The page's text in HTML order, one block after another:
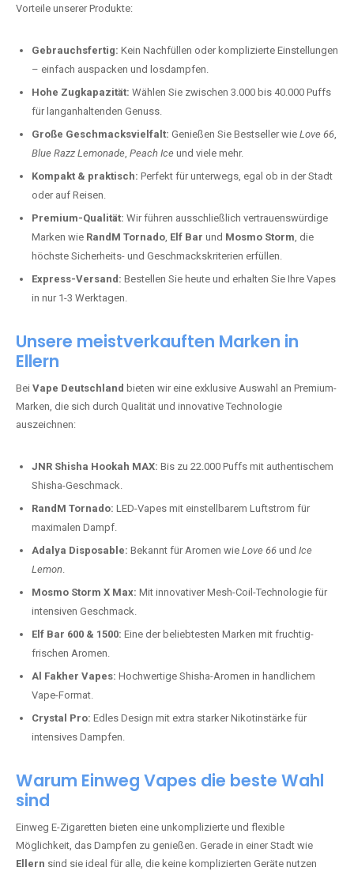
Vorteile unserer Produkte:
Gebrauchsfertig: Kein Nachfüllen oder komplizierte Einstellungen
– einfach auspacken und losdampfen.
Hohe Zugkapazität: Wählen Sie zwischen 3.000 bis 40.000 Puffs
für langanhaltenden Genuss.
Große Geschmacksvielfalt: Genießen Sie Bestseller wie Love 66,
Blue Razz Lemonade, Peach Ice und viele mehr.
Kompakt & praktisch: Perfekt für unterwegs, egal ob in der Stadt
oder auf Reisen.
Premium-Qualität: Wir führen ausschließlich vertrauenswürdige
Marken wie RandM Tornado, Elf Bar und Mosmo Storm, die
höchste Sicherheits- und Geschmackskriterien erfüllen.
Express-Versand: Bestellen Sie heute und erhalten Sie Ihre Vapes
in nur 1-3 Werktagen.
Unsere meistverkauften Marken in
Ellern
Bei Vape Deutschland bieten wir eine exklusive Auswahl an Premium-
Marken, die sich durch Qualität und innovative Technologie
auszeichnen:
JNR Shisha Hookah MAX: Bis zu 22.000 Puffs mit authentischem
Shisha-Geschmack.
RandM Tornado: LED-Vapes mit einstellbarem Luftstrom für
maximalen Dampf.
Adalya Disposable: Bekannt für Aromen wie Love 66 und Ice
Lemon.
Mosmo Storm X Max: Mit innovativer Mesh-Coil-Technologie für
intensiven Geschmack.
Elf Bar 600 & 1500: Eine der beliebtesten Marken mit fruchtig-
frischen Aromen.
Al Fakher Vapes: Hochwertige Shisha-Aromen in handlichem
Vape-Format.
Crystal Pro: Edles Design mit extra starker Nikotinstärke für
intensives Dampfen.
Warum Einweg Vapes die beste Wahl
sind
Einweg E-Zigaretten bieten eine unkomplizierte und flexible
Möglichkeit, das Dampfen zu genießen. Gerade in einer Stadt wie
Ellern sind sie ideal für alle, die keine komplizierten Geräte nutzen